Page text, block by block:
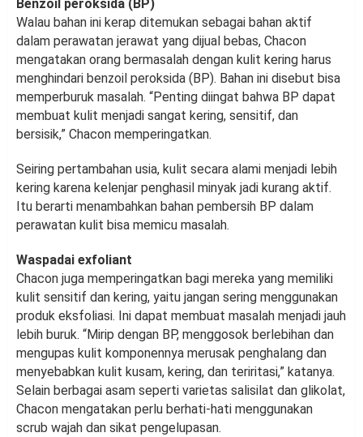
Benzoil peroksida (BP)
Walau bahan ini kerap ditemukan sebagai bahan aktif
dalam perawatan jerawat yang dijual bebas, Chacon
mengatakan orang bermasalah dengan kulit kering harus
menghindari benzoil peroksida (BP). Bahan ini disebut bisa
memperburuk masalah. “Penting diingat bahwa BP dapat
membuat kulit menjadi sangat kering, sensitif, dan
bersisik,” Chacon memperingatkan.
Seiring pertambahan usia, kulit secara alami menjadi lebih
kering karena kelenjar penghasil minyak jadi kurang aktif.
Itu berarti menambahkan bahan pembersih BP dalam
perawatan kulit bisa memicu masalah.
Waspadai exfoliant
Chacon juga memperingatkan bagi mereka yang memiliki
kulit sensitif dan kering, yaitu jangan sering menggunakan
produk eksfoliasi. Ini dapat membuat masalah menjadi jauh
lebih buruk. “Mirip dengan BP, menggosok berlebihan dan
mengupas kulit komponennya merusak penghalang dan
menyebabkan kulit kusam, kering, dan teriritasi,” katanya.
Selain berbagai asam seperti varietas salisilat dan glikolat,
Chacon mengatakan perlu berhati-hati menggunakan
scrub wajah dan sikat pengelupasan.